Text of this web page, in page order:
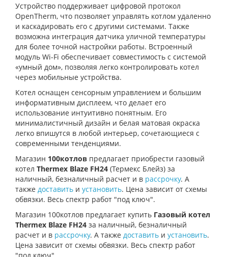
Устройство поддерживает цифровой протокол
OpenTherm, что позволяет управлять котлом удаленно
и каскадировать его с другими системами. Также
возможна интеграция датчика уличной температуры
для более точной настройки работы. Встроенный
модуль Wi-Fi обеспечивает совместимость с системой
«умный дом», позволяя легко контролировать котел
через мобильные устройства.
Котел оснащен сенсорным управлением и большим
информативным дисплеем, что делает его
использование интуитивно понятным. Его
минималистичный дизайн и белая матовая окраска
легко впишутся в любой интерьер, сочетающиеся с
современными тенденциями.
Магазин 100котлов предлагает приобрести газовый
котел Thermex Blaze FH24 (Термекс Блейз) за
наличный, безналичный расчет и в рассрочку. А
также доставить и установить. Цена зависит от схемы
обвязки. Весь спектр работ "под ключ".
Магазин 100котлов предлагает купить Газовый котел
Thermex Blaze FH24 за наличный, безналичный
расчет и в рассрочку. А также доставить и установить.
Цена зависит от схемы обвязки. Весь спектр работ